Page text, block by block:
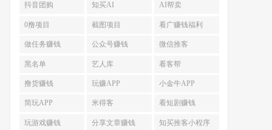
抖音团购 知买AI AI帮卖
0撸项目 截图项目 看广赚钱福利
做任务赚钱 公众号赚钱 微信推客
黑名单 艺人库 看客帮
撸货赚钱 玩赚APP 小金牛APP
简玩APP 米得客 看短剧赚钱
玩游戏赚钱 分享文章赚钱 知买推客小程序